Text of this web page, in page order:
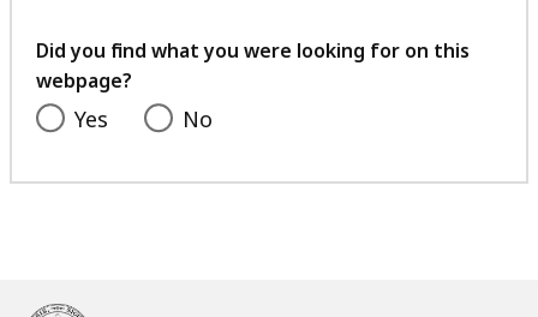
feedback
Did you find what you were looking for on this
webpage?
Yes No